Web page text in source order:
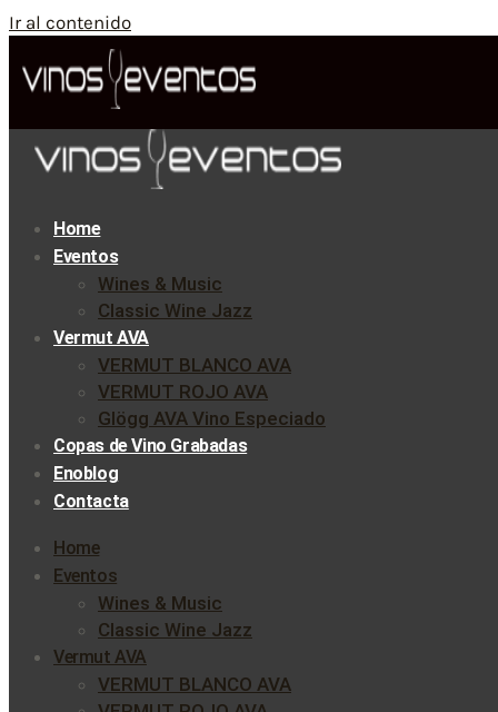
Ir al contenido
Home
Eventos
Wines & Music
Classic Wine Jazz
Vermut AVA
VERMUT BLANCO AVA
VERMUT ROJO AVA
Glögg AVA Vino Especiado
Copas de Vino Grabadas
Enoblog
Contacta
Home
Eventos
Wines & Music
Classic Wine Jazz
Vermut AVA
VERMUT BLANCO AVA